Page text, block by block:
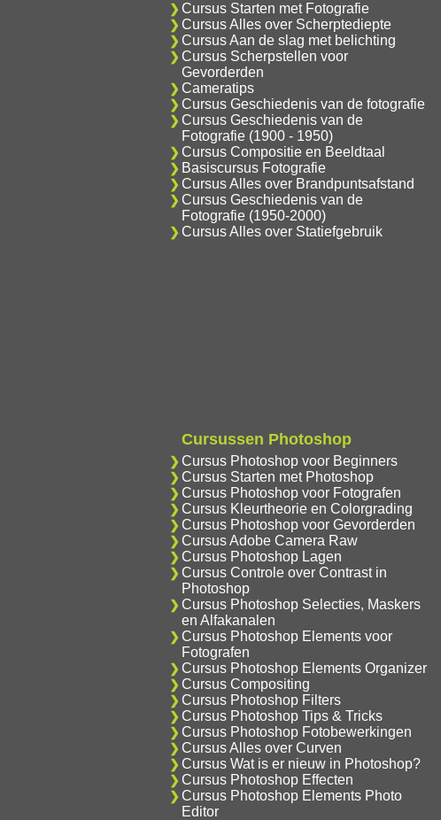
Cursus Starten met Fotografie
Cursus Alles over Scherptediepte
Cursus Aan de slag met belichting
Cursus Scherpstellen voor
Gevorderden
Cameratips
Cursus Geschiedenis van de fotografie
Cursus Geschiedenis van de
Fotografie (1900 - 1950)
Cursus Compositie en Beeldtaal
Basiscursus Fotografie
Cursus Alles over Brandpuntsafstand
Cursus Geschiedenis van de
Fotografie (1950-2000)
Cursus Alles over Statiefgebruik
Cursussen Photoshop
Cursus Photoshop voor Beginners
Cursus Starten met Photoshop
Cursus Photoshop voor Fotografen
Cursus Kleurtheorie en Colorgrading
Cursus Photoshop voor Gevorderden
Cursus Adobe Camera Raw
Cursus Photoshop Lagen
Cursus Controle over Contrast in
Photoshop
Cursus Photoshop Selecties, Maskers
en Alfakanalen
Cursus Photoshop Elements voor
Fotografen
Cursus Photoshop Elements Organizer
Cursus Compositing
Cursus Photoshop Filters
Cursus Photoshop Tips & Tricks
Cursus Photoshop Fotobewerkingen
Cursus Alles over Curven
Cursus Wat is er nieuw in Photoshop?
Cursus Photoshop Effecten
Cursus Photoshop Elements Photo
Editor